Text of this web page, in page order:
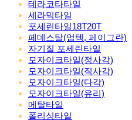
테라코타타일
세라믹타일
포세린타일18T20T
페데스탈(업텍, 페이그란)
자기질 포세린타일
모자이크타일(정사각)
모자이크타일(직사각)
모자이크타일(다각)
모자이크타일(유리)
메탈타일
폴리싱타일